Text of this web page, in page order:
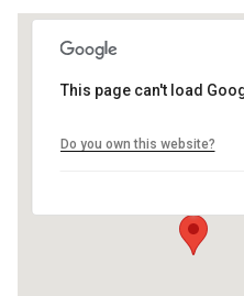
sportindoor
This page can't load
Do you own this website?